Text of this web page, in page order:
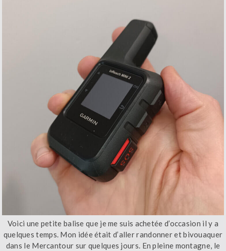
Voici une petite balise que je me suis achetée d’occasion il y a
quelques temps. Mon idée était d’aller randonner et bivouaquer
dans le Mercantour sur quelques jours. En pleine montagne, le